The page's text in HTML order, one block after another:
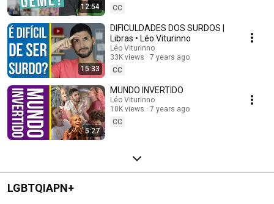
12:54
CC
15:33
DIFICULDADES DOS SURDOS |
Libras • Léo Viturinno
Léo Viturinno
33K views
7 years ago
CC
5:27
MUNDO INVERTIDO
Léo Viturinno
10K views
7 years ago
CC
LGBTQIAPN+